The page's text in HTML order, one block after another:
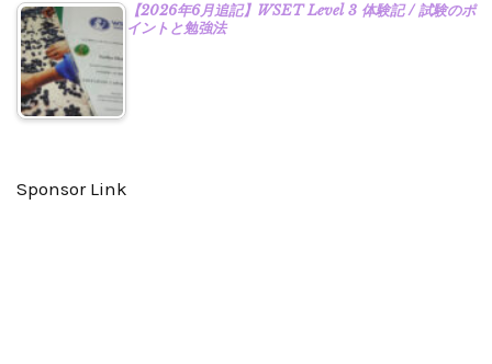
【2026年6月追記】WSET Level 3 体験記 / 試験のポ
イントと勉強法
Sponsor Link